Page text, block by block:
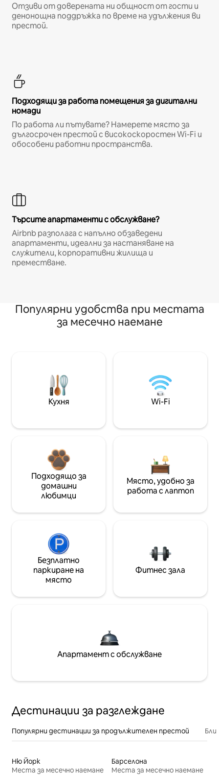
Отзиви от доверената ни общност от гости и
денонощна поддръжка по време на удължения ви
престой.
Подходящи за работа помещения за дигитални
номади
По работа ли пътувате? Намерете място за
дългосрочен престой с високоскоростен Wi-Fi и
обособени работни пространства.
Търсите апартаменти с обслужване?
Airbnb разполага с напълно обзаведени
апартаменти, идеални за настаняване на
служители, корпоративни жилища и
преместване.
Популярни удобства при местата
за месечно наемане
Кухня Wi-Fi
Подходящо за
домашни
любимци
Място, удобно за
работа с лаптоп
Безплатно
паркиране на
място
Фитнес зала
Апартамент с обслужване
Дестинации за разглеждане
Популярни дестинации за продължителен престой
Ню Йорк
Места за месечно наемане
Барселона
Места за месечно наемане